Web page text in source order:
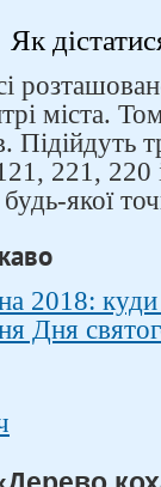
Як
міста.
Підійдуть
221, 220 і
якої
2018: куди
Дня